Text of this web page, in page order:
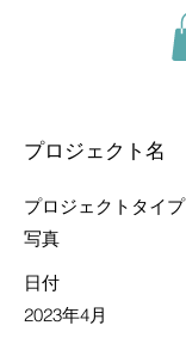
プロジェクト名
プロジェクトタイプ
写真
日付
2023年4月